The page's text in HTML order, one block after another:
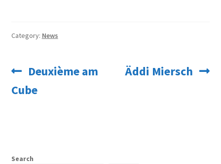
Category: News
Post
navigation
Previous
post:
Deuxième am
Cube
Next
Äddi Miersch
Search